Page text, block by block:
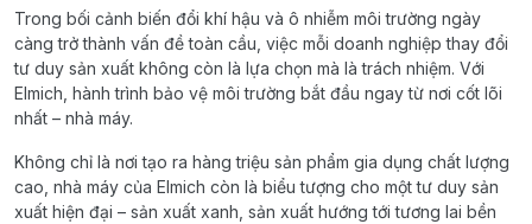
Trong bối cảnh biến đổi khí hậu và ô nhiễm môi trường ngày
càng trở thành vấn đề toàn cầu, việc mỗi doanh nghiệp thay đổi
tư duy sản xuất không còn là lựa chọn mà là trách nhiệm. Với
Elmich, hành trình bảo vệ môi trường bắt đầu ngay từ nơi cốt lõi
nhất – nhà máy.
Không chỉ là nơi tạo ra hàng triệu sản phẩm gia dụng chất lượng
cao, nhà máy của Elmich còn là biểu tượng cho một tư duy sản
xuất hiện đại – sản xuất xanh, sản xuất hướng tới tương lai bền